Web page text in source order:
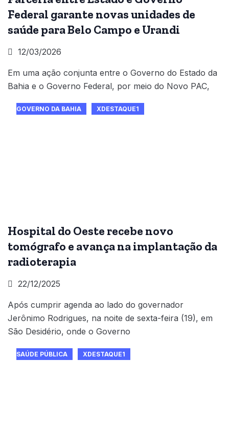
Federal garante novas unidades de
saúde para Belo Campo e Urandi
12/03/2026
Em uma ação conjunta entre o Governo do Estado da
Bahia e o Governo Federal, por meio do Novo PAC,
GOVERNO DA BAHIA XDESTAQUE1
Hospital do Oeste recebe novo
tomógrafo e avança na implantação da
radioterapia
22/12/2025
Após cumprir agenda ao lado do governador
Jerônimo Rodrigues, na noite de sexta-feira (19), em
São Desidério, onde o Governo
SAÚDE PÚBLICA XDESTAQUE1